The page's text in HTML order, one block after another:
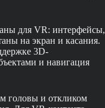
для VR: интерфейсы,
на экран и касания.
3D-
и навигация
головы и откликом